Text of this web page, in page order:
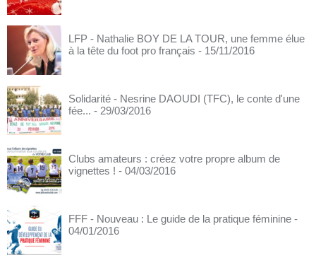
LFP - Nathalie BOY DE LA TOUR, une femme élue
à la tête du foot pro français - 15/11/2016
Solidarité - Nesrine DAOUDI (TFC), le conte d'une
fée... - 29/03/2016
Clubs amateurs : créez votre propre album de
vignettes ! - 04/03/2016
FFF - Nouveau : Le guide de la pratique féminine -
04/01/2016